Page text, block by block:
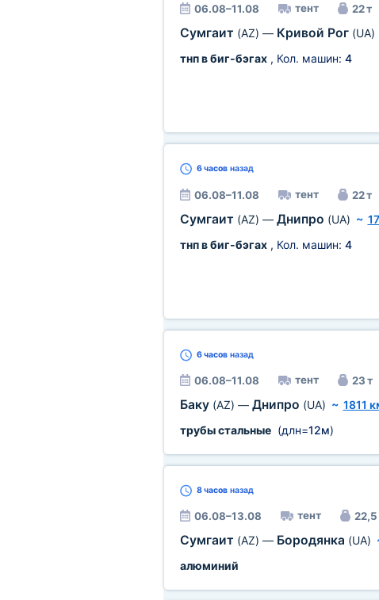
06.08–11.08 тент 22 т
Сумгаит (AZ) — Кривой Рог (UA)
тнп в биг-бэгах, Кол. машин: 4
6 часовназад
06.08–11.08 тент 22 т
Сумгаит (AZ) — Днипро (UA) ~
тнп в биг-бэгах, Кол. машин: 4
6 часовназад
06.08–11.08 тент 23 т
Баку (AZ) — Днипро (UA) ~ 1811
трубы стальные(длн=12м)
8 часовназад
06.08–13.08 тент 22,5
Сумгаит (AZ) — Бородянка (UA)
алюминий